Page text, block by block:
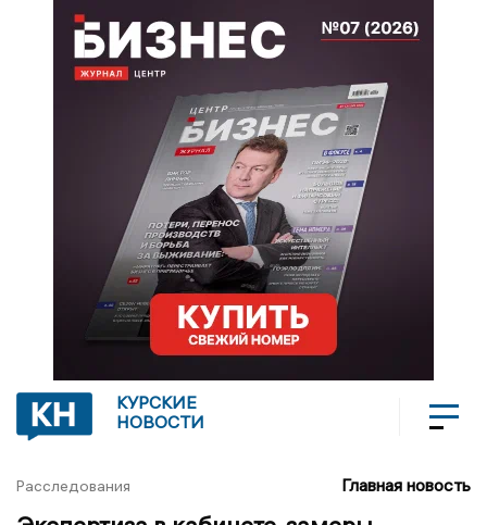
КУРСКИЕ
НОВОСТИ
Расследования Главная новость